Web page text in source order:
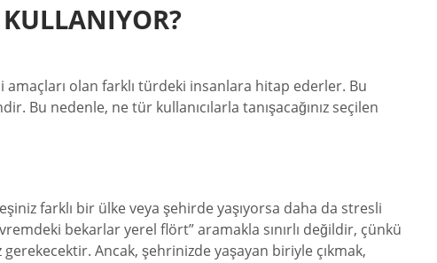
KULLANIYOR?
olan farklı türdeki insanlara hitap ederler. Bu
Bu nedenle, ne tür kullanıcılarla tanışacağınız seçilen
farklı bir ülke veya şehirde yaşıyorsa daha da stresli
bekarlar yerel flört” aramakla sınırlı değildir, çünkü
Ancak, şehrinizde yaşayan biriyle çıkmak,